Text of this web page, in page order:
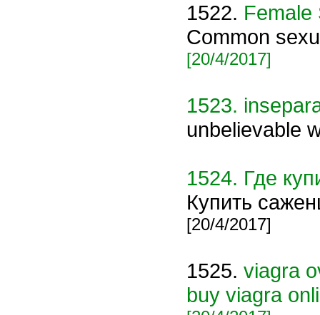
1522. Female
Common
[20/4/2017]
1523.
unbelievable
1524. Где
Купить
[20/4/2017]
1525. viagra
buy viagra